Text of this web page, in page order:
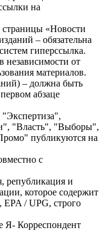
на
«Новости
– обязательна
гиперссылка.
независимости от
материалов.
– должна быть
абзаце
"Власть", "Выборы",
публикуются на
с
републикация и
которое содержит
/ UPG, строго
Я- Корреспондент